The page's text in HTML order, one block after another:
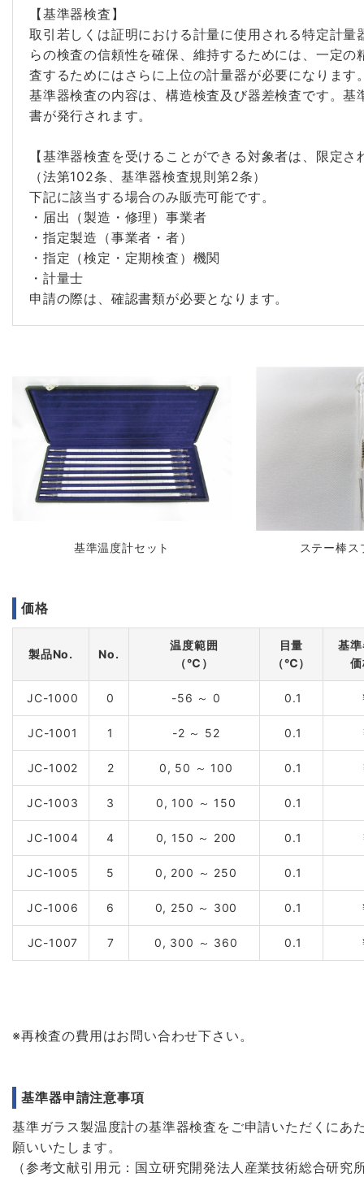
【基準器検査】
取引若しくは証明における計量に使用される特定計
らの検査の信頼性を確保、維持するためには、一定
査するためにはさらに上位の計量器が必要になりま
基準器検査の内容は、構造検査及び器差検査です。
書が発行されます。
【基準器検査を受けることができる対象者は、限定さ
（法第102条、基準器検査規則第2条）
下記に該当する場合のみ販売可能です。
・届出（製造・修理）事業者
・指定製造（事業者・者）
・指定（検定・定期検査）機関
・計量士
申請の際は、確認書類が必要となります。
基準温度計セット ステー棒
価格
製品No. No.
温度範囲
（℃）
目量
（℃）
基
JC-1000 0 -56 ～ 0 0.1
JC-1001 1 -2 ～ 52 0.1
JC-1002 2 0, 50 ～ 100 0.1
JC-1003 3 0, 100 ～ 150 0.1
JC-1004 4 0, 150 ～ 200 0.1
JC-1005 5 0, 200 ～ 250 0.1
JC-1006 6 0, 250 ～ 300 0.1
JC-1007 7 0, 300 ～ 360 0.1
※再検査の費用はお問い合わせ下さい。
基準器申請注意事項
基準ガラス製温度計の基準器検査をご申請いただくにあ
願いいたします。
（参考文献引用元：国立研究開発法人産業技術総合研究